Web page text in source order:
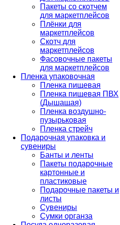
Пакеты со скотчем
для маркетплейсов
Плёнки для
маркетплейсов
Скотч для
маркетплейсов
Фасовочные пакеты
для маркетплейсов
Пленка упаковочная
Пленка пищевая
Пленка пищевая ПВХ
(Дышащая)
Пленка воздушно-
пузырьковая
Пленка стрейч
Подарочная упаковка и
сувениры
Банты и ленты
Пакеты подарочные
картонные и
пластиковые
Подарочные пакеты и
листы
Сувениры
Сумки органза